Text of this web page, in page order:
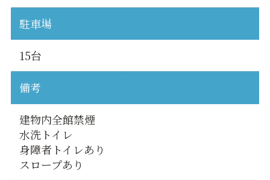
駐車場
15台
備考
建物内全館禁煙
水洗トイレ
身障者トイレあり
スロープあり